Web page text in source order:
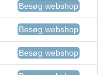
Besøg webshop
Besøg webshop
Besøg webshop